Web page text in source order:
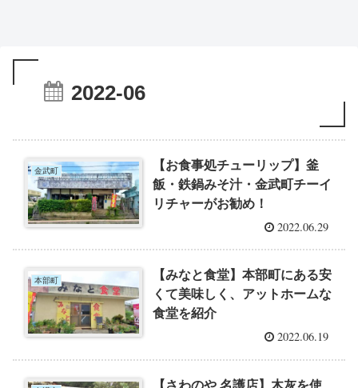
2022-06
金武町
【お食事処チューリップ】釜
飯・鉄鍋みそ汁・金武町チーイ
リチャーがお勧め！
2022.06.29
本部町
【みなと食堂】本部町にある安
くて美味しく、アットホームな
食堂を紹介
2022.06.19
【さわのや 名護店】木灰を使